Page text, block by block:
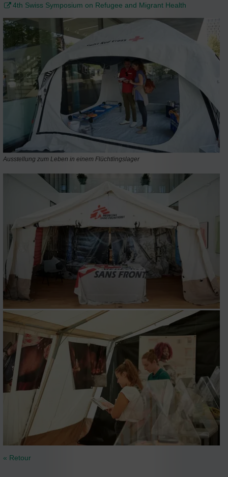
4th Swiss Symposium on Refugee and Migrant Health
Ausstellung zum Leben in einem Flüchtlingslager
« Retour